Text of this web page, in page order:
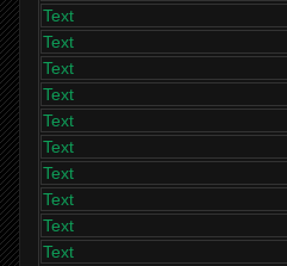
Text
Text
Text
Text
Text
Text
Text
Text
Text
Text